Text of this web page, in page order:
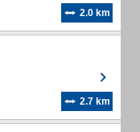
2.0 km
2.7 km